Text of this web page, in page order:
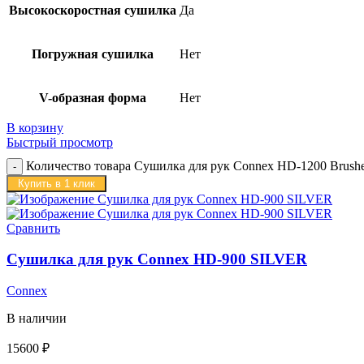
Высокоскоростная сушилка Да
Погружная сушилка Нет
V-образная форма Нет
В корзину
Быстрый просмотр
Количество товара Сушилка для рук Connex HD-1200
Купить в 1 клик
Сравнить
Сушилка для рук Connex HD-900 SILVER
Connex
В наличии
15600 ₽